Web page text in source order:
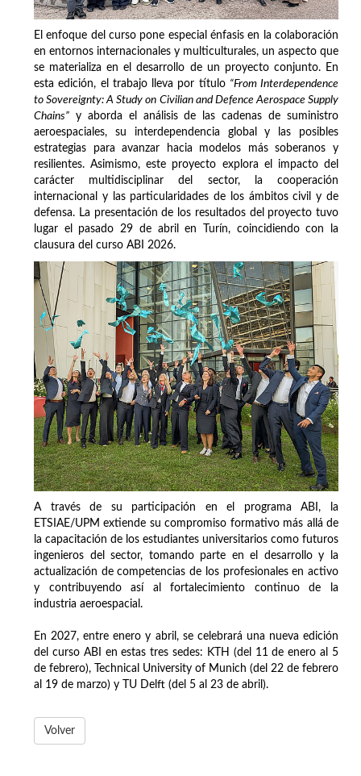
El enfoque del curso pone especial énfasis en la colaboración
en entornos internacionales y multiculturales, un aspecto que
se materializa en el desarrollo de un proyecto conjunto. En
esta edición, el trabajo lleva por título “From Interdependence
to Sovereignty: A Study on Civilian and Defence Aerospace Supply
Chains” y aborda el análisis de las cadenas de suministro
aeroespaciales, su interdependencia global y las posibles
estrategias para avanzar hacia modelos más soberanos y
resilientes. Asimismo, este proyecto explora el impacto del
carácter multidisciplinar del sector, la cooperación
internacional y las particularidades de los ámbitos civil y de
defensa. La presentación de los resultados del proyecto tuvo
lugar el pasado 29 de abril en Turín, coincidiendo con la
clausura del curso ABI 2026.
A través de su participación en el programa ABI, la
ETSIAE/UPM extiende su compromiso formativo más allá de
la capacitación de los estudiantes universitarios como futuros
ingenieros del sector, tomando parte en el desarrollo y la
actualización de competencias de los profesionales en activo
y contribuyendo así al fortalecimiento continuo de la
industria aeroespacial.
En 2027, entre enero y abril, se celebrará una nueva edición
del curso ABI en estas tres sedes: KTH (del 11 de enero al 5
de febrero), Technical University of Munich (del 22 de febrero
al 19 de marzo) y TU Delft (del 5 al 23 de abril).
Volver